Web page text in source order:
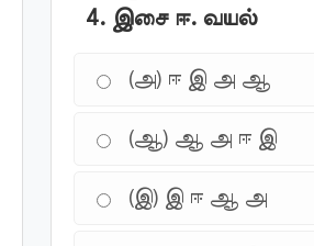
4. இசை ஈ. வயல்
(அ) ஈ இ அ ஆ
(ஆ) ஆ அ ஈ இ
(இ) இ ஈ ஆ அ